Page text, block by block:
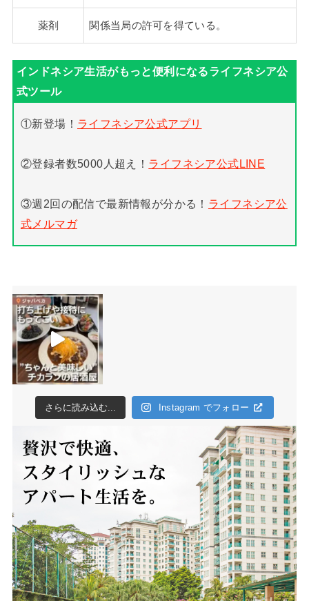
薬剤 関係当局の許可を得ている。
①新登場！ ライフネシア公式アプリ
②登録者数5000人超え！ ライフネシア公式LINE
③週2回の配信で最新情報が分かる！ ライフネシア公
式メルマガ
さらに読み込む... Instagram でフォロー